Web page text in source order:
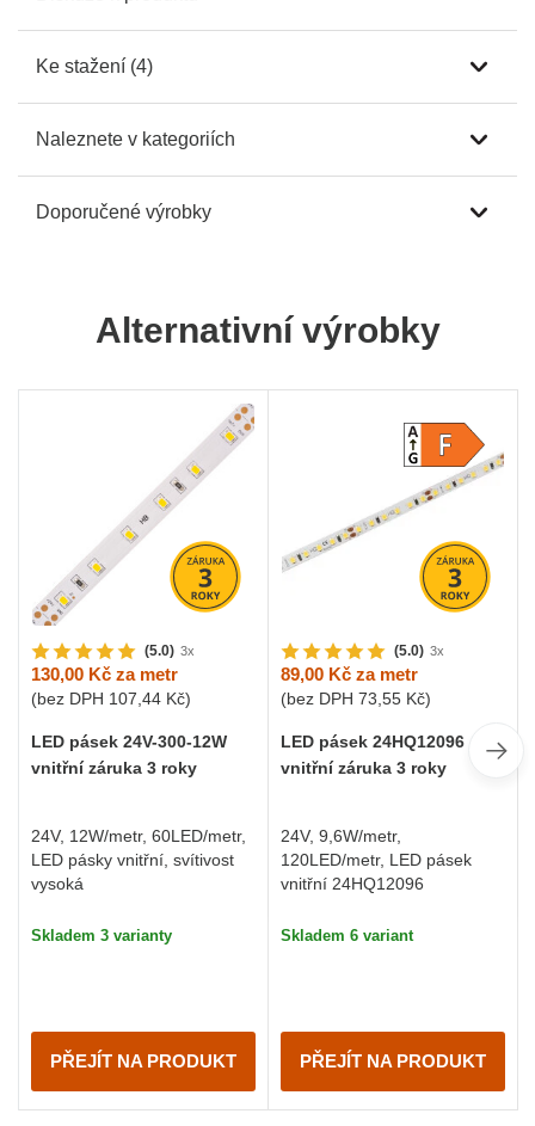
Ke stažení (4)
Naleznete v kategoriích
Doporučené výrobky
Alternativní výrobky
(5.0) 3x
130,00 Kč za metr
(bez DPH 107,44 Kč)
LED pásek 24V-300-12W
vnitřní záruka 3 roky
24V, 12W/metr, 60LED/metr,
LED pásky vnitřní, svítivost
vysoká
Skladem 3 varianty
PŘEJÍT NA PRODUKT
(5.0) 3x
89,00 Kč za metr
(bez DPH 73,55 Kč)
LED pásek 24HQ12096
vnitřní záruka 3 roky
24V, 9,6W/metr,
120LED/metr, LED pásek
vnitřní 24HQ12096
Skladem 6 variant
PŘEJÍT NA PRODUKT